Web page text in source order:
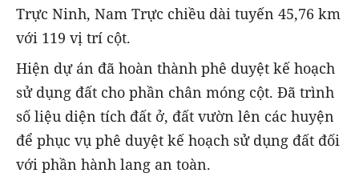
Trực Ninh, Nam Trực chiều dài tuyến 45,76 km
với 119 vị trí cột.
Hiện dự án đã hoàn thành phê duyệt kế hoạch
sử dụng đất cho phần chân móng cột. Đã trình
số liệu diện tích đất ở, đất vườn lên các huyện
để phục vụ phê duyệt kế hoạch sử dụng đất đối
với phần hành lang an toàn.